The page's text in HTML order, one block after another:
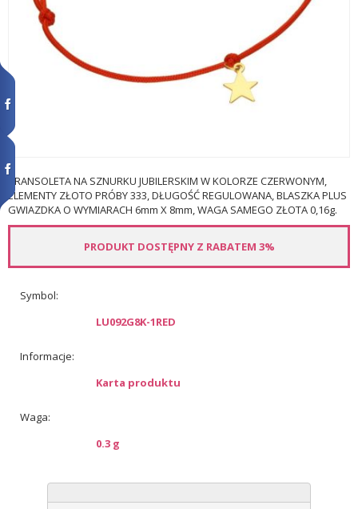
BRANSOLETA NA SZNURKU JUBILERSKIM W KOLORZE CZERWONYM,
ELEMENTY ZŁOTO PRÓBY 333, DŁUGOŚĆ REGULOWANA, BLASZKA PLUS
GWIAZDKA O WYMIARACH 6mm X 8mm, WAGA SAMEGO ZŁOTA 0,16g.
PRODUKT DOSTĘPNY Z RABATEM 3%
Symbol:
LU092G8K-1RED
Informacje:
Karta produktu
Waga:
0.3 g